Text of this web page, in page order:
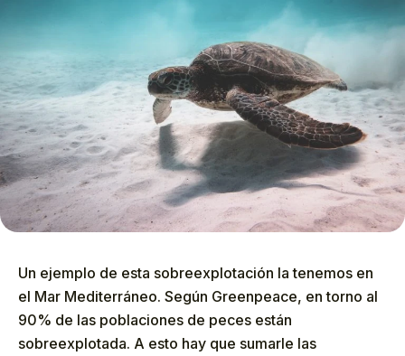
Un ejemplo de esta sobreexplotación la tenemos en
el Mar Mediterráneo. Según Greenpeace, en torno al
90% de las poblaciones de peces están
sobreexplotada. A esto hay que sumarle las